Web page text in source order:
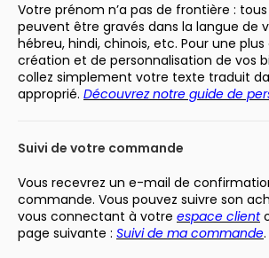
Votre prénom n’a pas de frontière :
peuvent être gravés dans la langue de
hébreu, hindi, chinois, etc. Pour une
création et de personnalisation de vos
collez simplement votre texte traduit
approprié. Découvrez notre guide de
Suivi de votre commande
Vous recevrez un e-mail de
commande. Vous pouvez suivre son
vous connectant à votre espace client
page suivante : Suivi de ma commande.